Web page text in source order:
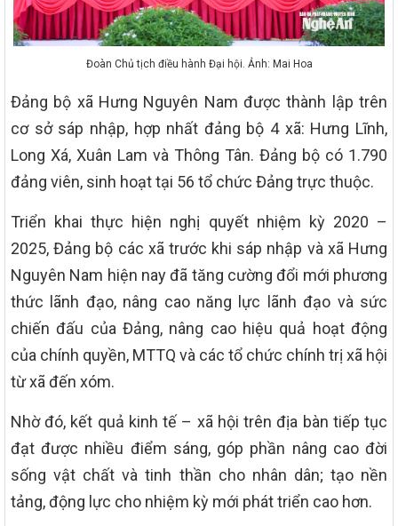
Đoàn Chủ tịch điều hành Đại hội. Ảnh: Mai Hoa
Đảng bộ xã Hưng Nguyên Nam được thành lập trên
cơ sở sáp nhập, hợp nhất đảng bộ 4 xã: Hưng Lĩnh,
Long Xá, Xuân Lam và Thông Tân. Đảng bộ có 1.790
đảng viên, sinh hoạt tại 56 tổ chức Đảng trực thuộc.
Triển khai thực hiện nghị quyết nhiệm kỳ 2020 –
2025, Đảng bộ các xã trước khi sáp nhập và xã Hưng
Nguyên Nam hiện nay đã tăng cường đổi mới phương
thức lãnh đạo, nâng cao năng lực lãnh đạo và sức
chiến đấu của Đảng, nâng cao hiệu quả hoạt động
của chính quyền, MTTQ và các tổ chức chính trị xã hội
từ xã đến xóm.
Nhờ đó, kết quả kinh tế – xã hội trên địa bàn tiếp tục
đạt được nhiều điểm sáng, góp phần nâng cao đời
sống vật chất và tinh thần cho nhân dân; tạo nền
tảng, động lực cho nhiệm kỳ mới phát triển cao hơn.